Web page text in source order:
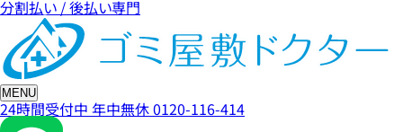
分割払い / 後払い専門
MENU
24時間受付中 年中無休0120-116-414